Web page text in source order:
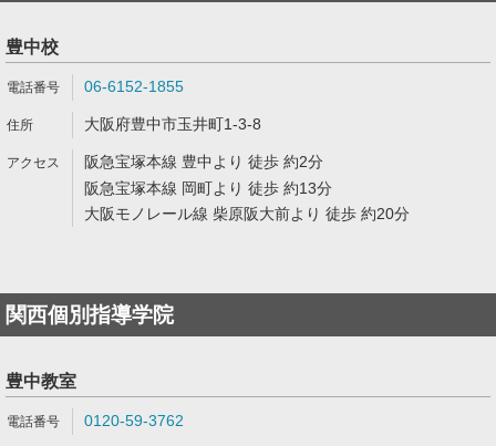
豊中校
06-6152-1855
大阪府豊中市玉井町1-3-8
阪急宝塚本線 豊中より 徒歩 約2分
阪急宝塚本線 岡町より 徒歩 約13分
大阪モノレール線 柴原阪大前より 徒歩 約20分
関西個別指導学院
豊中教室
0120-59-3762